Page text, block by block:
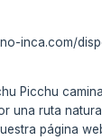
inca.com/
Picchu
una ruta
página